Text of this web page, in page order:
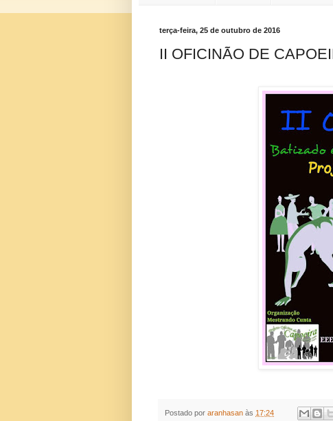
terça-feira, 25 de outubro de 2016
II OFICINÃO DE
Postado por aranhasan às 17:24